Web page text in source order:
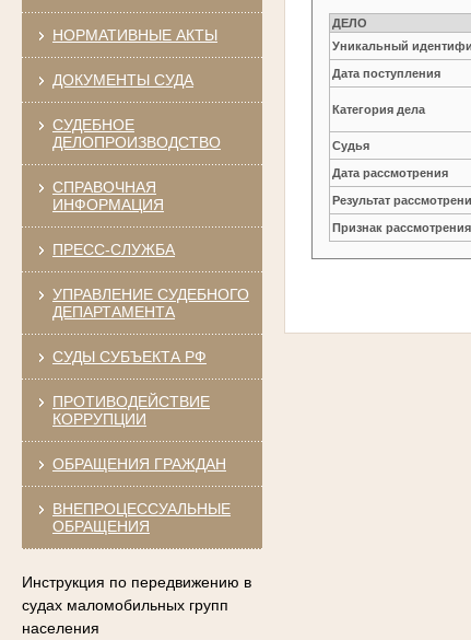
НОРМАТИВНЫЕ АКТЫ
ДОКУМЕНТЫ СУДА
СУДЕБНОЕ
ДЕЛОПРОИЗВОДСТВО
СПРАВОЧНАЯ
ИНФОРМАЦИЯ
ПРЕСС-СЛУЖБА
УПРАВЛЕНИЕ СУДЕБНОГО
ДЕПАРТАМЕНТА
СУДЫ СУБЪЕКТА РФ
ПРОТИВОДЕЙСТВИЕ
КОРРУПЦИИ
ОБРАЩЕНИЯ ГРАЖДАН
ВНЕПРОЦЕССУАЛЬНЫЕ
ОБРАЩЕНИЯ
Инструкция по передвижению в
судах маломобильных групп
населения
ДЕЛО
Уникальный
Дата поступления
Категория дела
Судья
Дата рассмотрения
Результат
Признак